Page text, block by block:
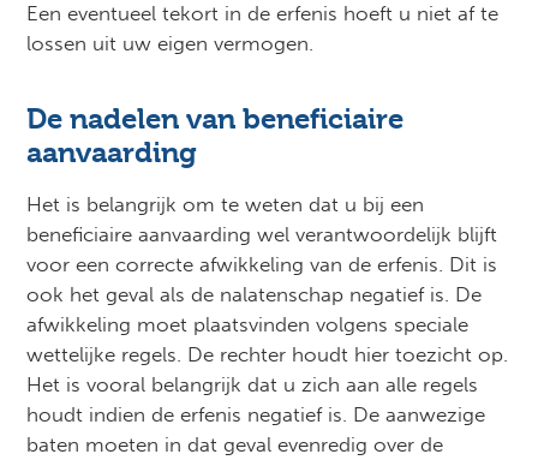
Een eventueel tekort in de erfenis hoeft u niet af te
lossen uit uw eigen vermogen.
De nadelen van beneficiaire
aanvaarding
Het is belangrijk om te weten dat u bij een
beneficiaire aanvaarding wel verantwoordelijk blijft
voor een correcte afwikkeling van de erfenis. Dit is
ook het geval als de nalatenschap negatief is. De
afwikkeling moet plaatsvinden volgens speciale
wettelijke regels. De rechter houdt hier toezicht op.
Het is vooral belangrijk dat u zich aan alle regels
houdt indien de erfenis negatief is. De aanwezige
baten moeten in dat geval evenredig over de